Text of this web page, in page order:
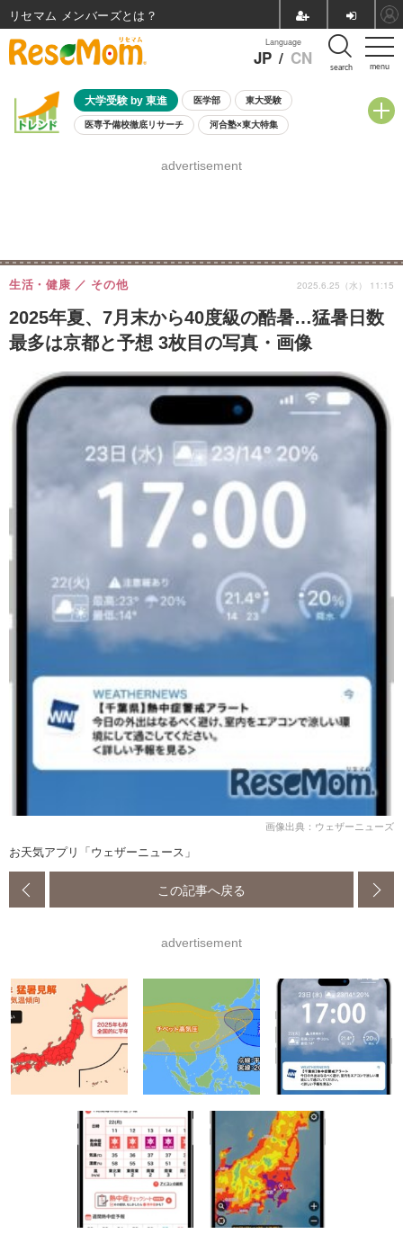
menu
Language
JP / CN search
大学受験 by 東進 医学部 東大受験
医専予備校徹底リサーチ 河合塾×東大特集
8月開催学校説明会・相談会
advertisement
2025年夏、7月末から40度級の酷暑…猛暑日数
最多は京都と予想 3枚目の写真・画像
生活・健康 その他 2025.6.25（水） 11:15
画像出典：ウェザーニューズ
お天気アプリ「ウェザーニュース」
この記事へ戻る
advertisement
リセマム メンバーズ